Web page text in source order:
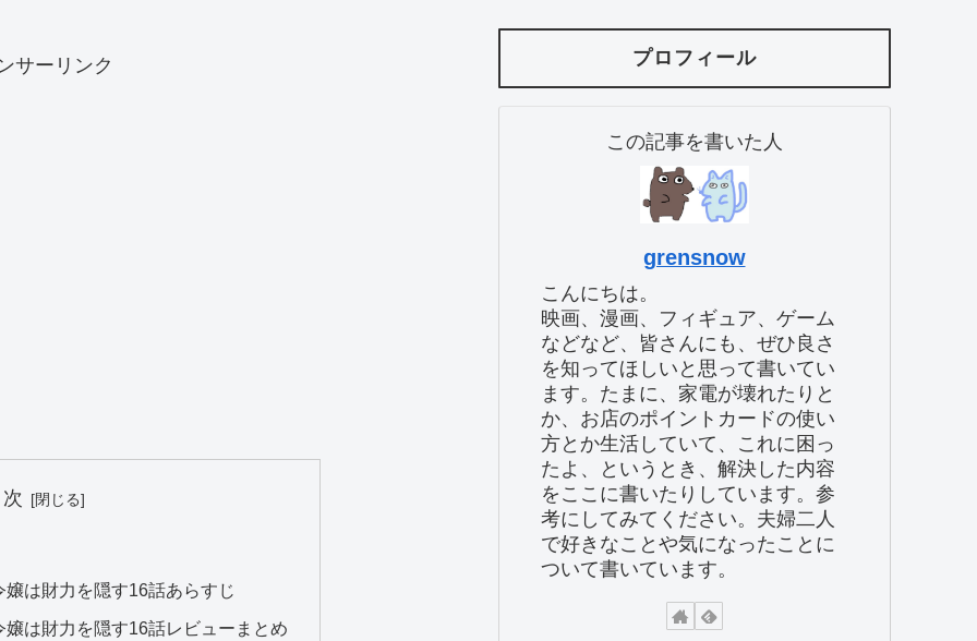
サーリンク
は財力を隠す16話あらすじ
は財力を隠す16話レビューまとめ
プロフィール
この記事を書いた人
grensnow
こんにちは。
映画、漫画、フィギュア、ゲーム
などなど、皆さんにも、ぜひ良さ
を知ってほしいと思って書いてい
ます。たまに、家電が壊れたりと
か、お店のポイントカードの使い
方とか生活していて、これに困っ
たよ、というとき、解決した内容
をここに書いたりしています。参
考にしてみてください。夫婦二人
で好きなことや気になったことに
ついて書いています。